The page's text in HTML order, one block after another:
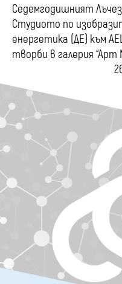
Седемгодишният
Студиото по
енергетика (ДЕ) към
творби в галерия “Арт